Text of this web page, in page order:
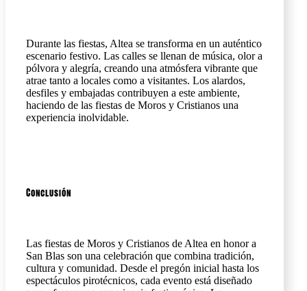
Durante las fiestas, Altea se transforma en un auténtico
escenario festivo. Las calles se llenan de música, olor a
pólvora y alegría, creando una atmósfera vibrante que
atrae tanto a locales como a visitantes. Los alardos,
desfiles y embajadas contribuyen a este ambiente,
haciendo de las fiestas de Moros y Cristianos una
experiencia inolvidable.
Conclusión
Las fiestas de Moros y Cristianos de Altea en honor a
San Blas son una celebración que combina tradición,
cultura y comunidad. Desde el pregón inicial hasta los
espectáculos pirotécnicos, cada evento está diseñado